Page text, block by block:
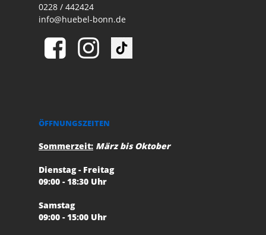
0228 / 442424
info@huebel-bonn.de
ÖFFNUNGSZEITEN
Sommerzeit: März bis Oktober
Dienstag - Freitag
09:00 - 18:30 Uhr
Samstag
09:00 - 15:00 Uhr